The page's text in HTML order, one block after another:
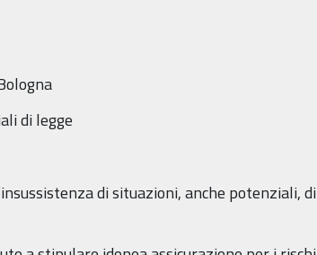
di legge
di situazioni, anche potenziali, di